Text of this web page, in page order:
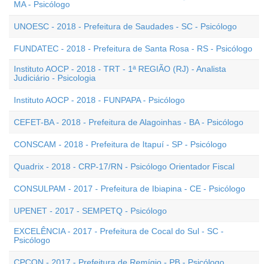
MA - Psicólogo
UNOESC - 2018 - Prefeitura de Saudades - SC - Psicólogo
FUNDATEC - 2018 - Prefeitura de Santa Rosa - RS - Psicólogo
Instituto AOCP - 2018 - TRT - 1ª REGIÃO (RJ) - Analista
Judiciário - Psicologia
Instituto AOCP - 2018 - FUNPAPA - Psicólogo
CEFET-BA - 2018 - Prefeitura de Alagoinhas - BA - Psicólogo
CONSCAM - 2018 - Prefeitura de Itapuí - SP - Psicólogo
Quadrix - 2018 - CRP-17/RN - Psicólogo Orientador Fiscal
CONSULPAM - 2017 - Prefeitura de Ibiapina - CE - Psicólogo
UPENET - 2017 - SEMPETQ - Psicólogo
EXCELÊNCIA - 2017 - Prefeitura de Cocal do Sul - SC -
Psicólogo